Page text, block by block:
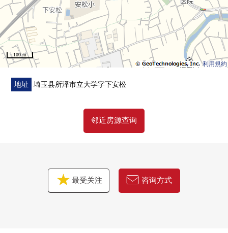
利用規約
100 m
地址 埼玉县所泽市立大学字下安松
邻近房源查询
最受关注 咨询方式